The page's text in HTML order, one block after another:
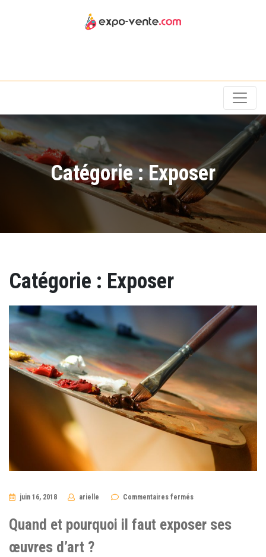
Catégorie :Exposer
Catégorie : Exposer
juin 16, 2018 arielle Commentaires fermésQuand
il
Quand et pourquoi il faut exposer ses
œuvres d’art ?